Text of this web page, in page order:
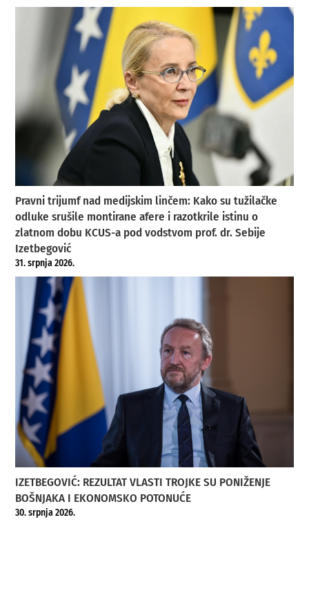
Pravni trijumf nad medijskim linčem: Kako su tužilačke
odluke srušile montirane afere i razotkrile istinu o
zlatnom dobu KCUS-a pod vodstvom prof. dr. Sebije
Izetbegović
31. srpnja 2026.
IZETBEGOVIĆ: REZULTAT VLASTI TROJKE SU PONIŽENJE
BOŠNJAKA I EKONOMSKO POTONUĆE
30. srpnja 2026.